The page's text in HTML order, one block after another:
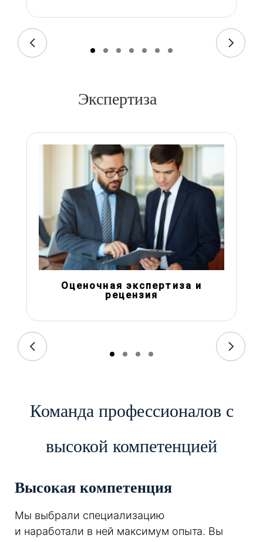
Экспертиза
Оценочная экспертиза и
рецензия
Команда профессионалов с
высокой компетенцией
Высокая компетенция
Мы выбрали специализацию
и наработали в ней максимум опыта. Вы